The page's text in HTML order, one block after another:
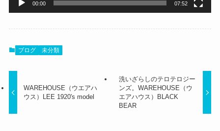
00:00 07:52
ブログ 未分類
WAREHOUSE（ウエアハ
ウス）LEE 1920's model
洗いざらしのテロテロジー
ンズ。WAREHOUSE（ウ
エアハウス）BLACK
BEAR